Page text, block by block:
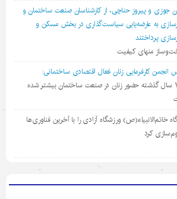
جوزی و پیروز حناچی، از کارشناسان صنعت ساختمان و
به عارضه‌یابی سیاست‌گذاری در بخش مسکن و
پرداختند
منهای کیفیت
انجمن کارفرمایی زنان فعال اقتصادی ساختمانی:
در ١٠ سال گذشته حضور زنان در صنعت ساختمان بیشتر شده
خاتم‌الانبیاء(ص) ورزشگاه آزادی را با آخرین فناوری‌ها
کرد